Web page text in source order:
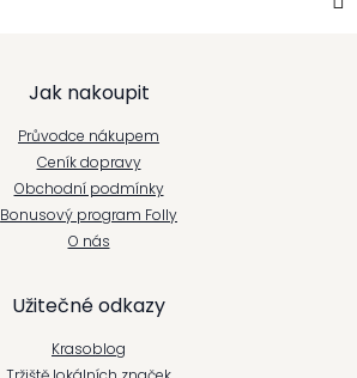
Jak nakoupit
Průvodce nákupem
Ceník dopravy
Obchodní podmínky
Bonusový program Folly
O nás
Užitečné odkazy
Krasoblog